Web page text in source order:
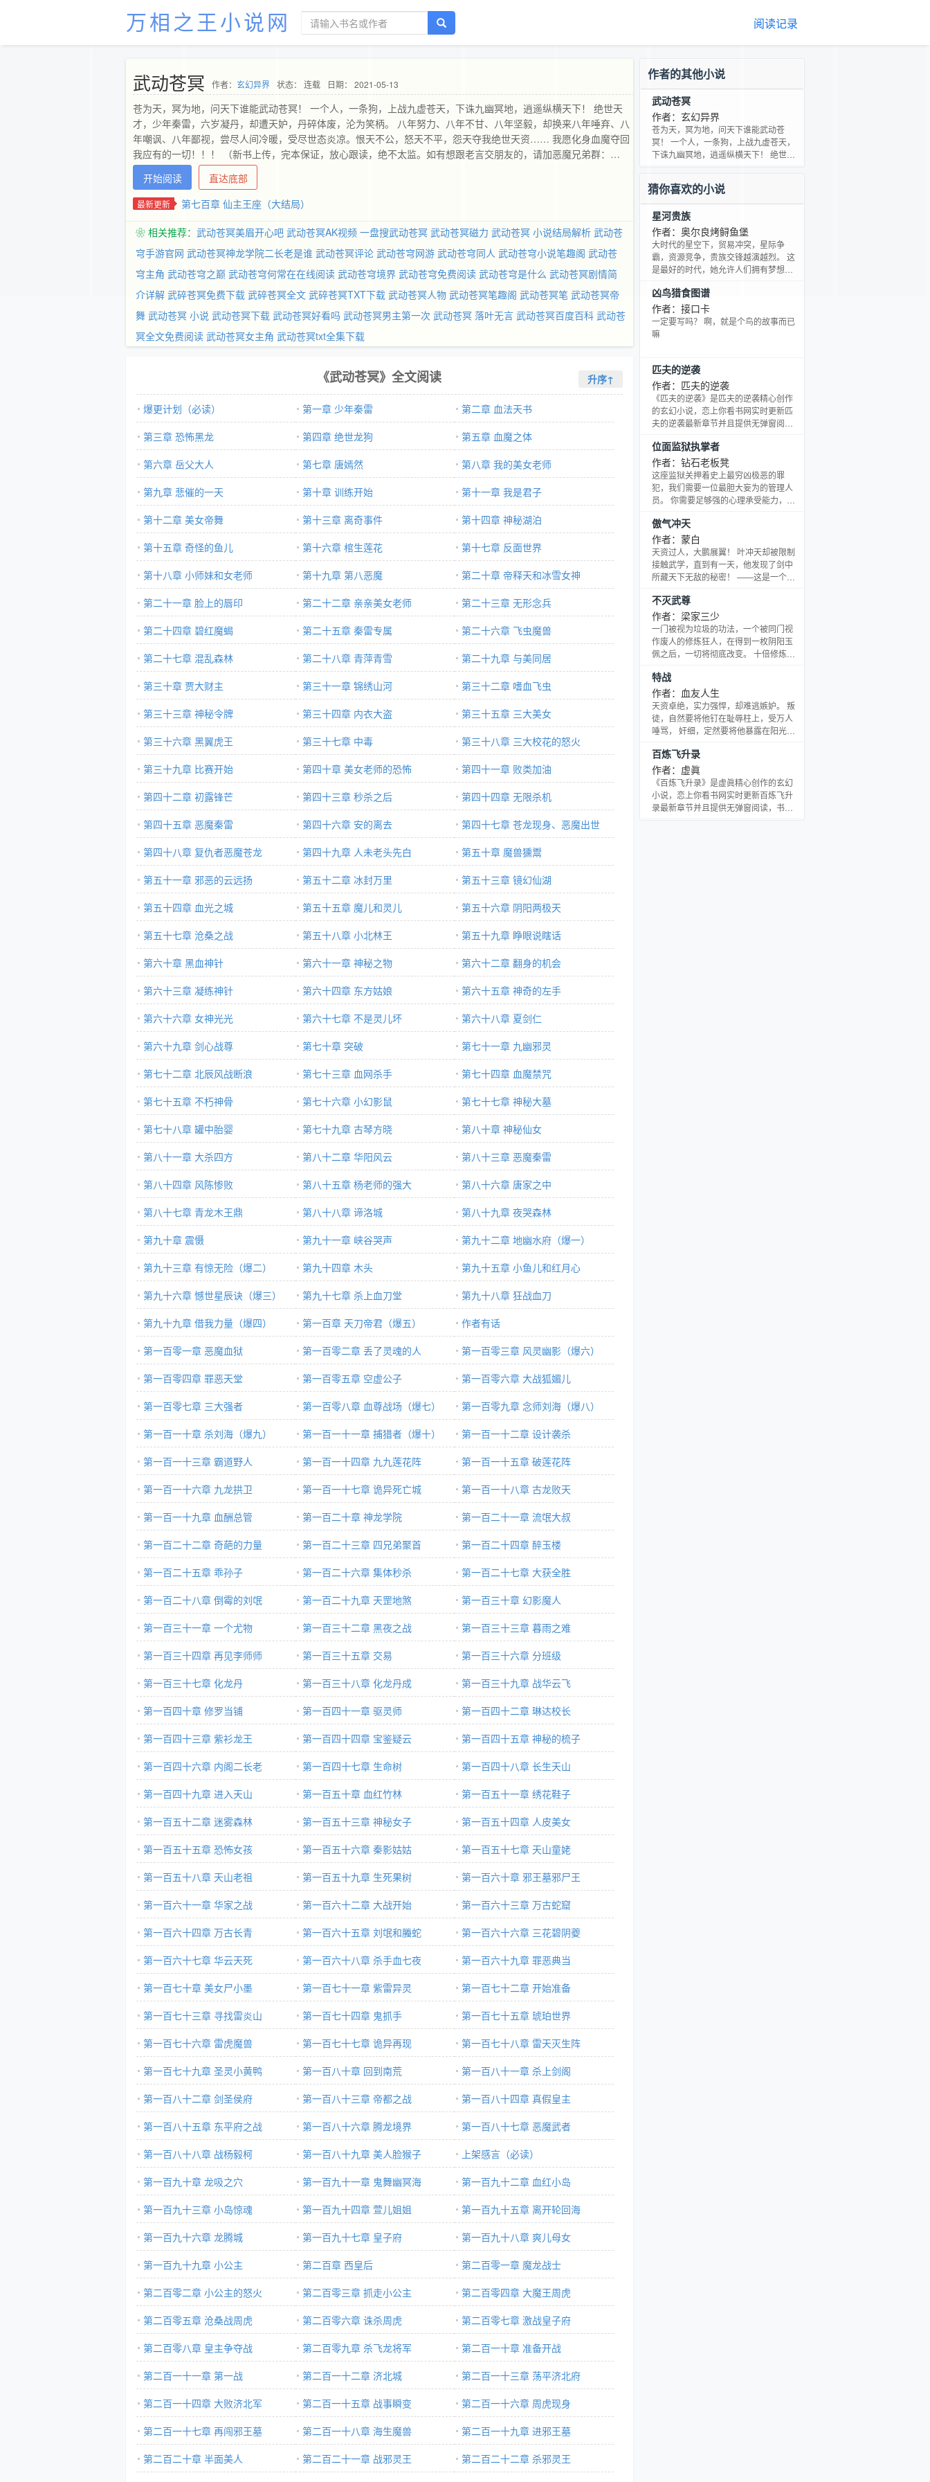
万相之王小说网 阅读记录
武动苍冥 作者： 玄幻异界 状态： 连载 日期： 2021-05-13
苍为天，冥为地，问天下谁能武动苍冥！ 一个人，一条狗，上战九虚苍天，下诛九幽冥地，逍遥纵横天下！ 绝世天
才，少年秦雷，六岁凝丹，却遭天妒，丹碎体废，沦为笑柄。 八年努力、八年不甘、八年坚毅，却换来八年唾弃、八
年嘲讽、八年鄙视，尝尽人间冷暖，受尽世态炎凉。恨天不公，怒天不平，怨天夺我绝世天资…… 我愿化身血魔夺回
我应有的一切！！！ （新书上传，完本保证，放心跟读，绝不太监。如有想跟老言交朋友的，请加恶魔兄弟群：
57448195）
开始阅读 直达底部
最新更新 第七百章 仙主王座（大结局）
❀ 相关推荐： 武动苍冥美眉开心吧 武动苍冥AK视频 一盘搜武动苍冥 武动苍冥磁力 武动苍冥 小说结局解析 武动苍
穹手游官网 武动苍冥神龙学院二长老是谁 武动苍冥评论 武动苍穹网游 武动苍穹同人 武动苍穹小说笔趣阁 武动苍
穹主角 武动苍穹之巅 武动苍穹何常在在线阅读 武动苍穹境界 武动苍穹免费阅读 武动苍穹是什么 武动苍冥剧情简
介详解 武碎苍冥免费下载 武碎苍冥全文 武碎苍冥TXT下载 武动苍冥人物 武动苍冥笔趣阁 武动苍冥笔 武动苍冥帝
舞 武动苍冥 小说 武动苍冥下载 武动苍冥好看吗 武动苍冥男主第一次 武动苍冥 落叶无言 武动苍冥百度百科 武动苍
冥全文免费阅读 武动苍冥女主角 武动苍冥txt全集下载
《武动苍冥》全文阅读 升序↑
爆更计划（必读） 第一章 少年秦雷
第二章 血法天书
第三章 恐怖黑龙
第四章 绝世龙狗
第五章 血魔之体
第六章 岳父大人
第七章 唐嫣然
第八章 我的美女老师
第九章 悲催的一天
第十章 训练开始
第十一章 我是君子
第十二章 美女帝舞
第十三章 离奇事件
第十四章 神秘湖泊
第十五章 奇怪的鱼儿
第十六章 棺生莲花
第十七章 反面世界
第十八章 小师妹和女老师
第十九章 第八恶魔
第二十章 帝释天和冰雪女神
第二十一章 脸上的唇印
第二十二章 亲亲美女老师
第二十三章 无形念兵
第二十四章 碧红魔蝎
第二十五章 秦雷专属
第二十六章 飞虫魔兽
第二十七章 混乱森林
第二十八章 青萍青雪
第二十九章 与美同居
第三十章 贾大财主
第三十一章 锦绣山河
第三十二章 嗜血飞虫
第三十三章 神秘令牌
第三十四章 内衣大盗
第三十五章 三大美女
第三十六章 黑翼虎王
第三十七章 中毒
第三十八章 三大校花的怒火
第三十九章 比赛开始
第四十章 美女老师的恐怖
第四十一章 败类加油
第四十二章 初露锋芒
第四十三章 秒杀之后
第四十四章 无限杀机
第四十五章 恶魔秦雷
第四十六章 安的离去
第四十七章 苍龙现身、恶魔出世
第四十八章 复仇者恶魔苍龙
第四十九章 人未老头先白
第五十章 魔兽獯鬻
第五十一章 邪恶的云远扬
第五十二章 冰封万里
第五十三章 镜幻仙湖
第五十四章 血光之城
第五十五章 魔儿和灵儿
第五十六章 阴阳两极天
第五十七章 沧桑之战
第五十八章 小北林王
第五十九章 睁眼说瞎话
第六十章 黑血神针
第六十一章 神秘之物
第六十二章 翻身的机会
第六十三章 凝练神针
第六十四章 东方姑娘
第六十五章 神奇的左手
第六十六章 女神光光
第六十七章 不是灵儿坏
第六十八章 夏剑仁
第六十九章 剑心战尊
第七十章 突破
第七十一章 九幽邪灵
第七十二章 北辰风战断浪
第七十三章 血网杀手
第七十四章 血魔禁咒
第七十五章 不朽神骨
第七十六章 小幻影鼠
第七十七章 神秘大墓
第七十八章 罐中胎婴
第七十九章 古琴方晓
第八十章 神秘仙女
第八十一章 大杀四方
第八十二章 华阳风云
第八十三章 恶魔秦雷
第八十四章 风陈惨败
第八十五章 杨老师的强大
第八十六章 唐家之中
第八十七章 青龙木王鼎
第八十八章 谛洛城
第八十九章 夜哭森林
第九十章 震慑
第九十一章 峡谷哭声
第九十二章 地幽水府（爆一）
第九十三章 有惊无险（爆二）
第九十四章 木头
第九十五章 小鱼儿和红月心
第九十六章 憾世星辰诀（爆三）
第九十七章 杀上血刀堂
第九十八章 狂战血刀
第九十九章 借我力量（爆四）
第一百章 天刀帝君（爆五）
作者有话
第一百零一章 恶魔血狱
第一百零二章 丢了灵魂的人
第一百零三章 风灵幽影（爆六）
第一百零四章 罪恶天堂
第一百零五章 空虚公子
第一百零六章 大战狐媚儿
第一百零七章 三大强者
第一百零八章 血尊战场（爆七）
第一百零九章 念师刘海（爆八）
第一百一十章 杀刘海（爆九）
第一百一十一章 捕猎者（爆十）
第一百一十二章 设计袭杀
第一百一十三章 霸道野人
第一百一十四章 九九莲花阵
第一百一十五章 破莲花阵
第一百一十六章 九龙拱卫
第一百一十七章 诡异死亡城
第一百一十八章 古龙败天
第一百一十九章 血酬总管
第一百二十章 神龙学院
第一百二十一章 流氓大叔
第一百二十二章 奇葩的力量
第一百二十三章 四兄弟聚首
第一百二十四章 醉玉楼
第一百二十五章 乖孙子
第一百二十六章 集体秒杀
第一百二十七章 大获全胜
第一百二十八章 倒霉的刘氓
第一百二十九章 天罡地煞
第一百三十章 幻影魔人
第一百三十一章 一个尤物
第一百三十二章 黑夜之战
第一百三十三章 暮雨之难
第一百三十四章 再见李师师
第一百三十五章 交易
第一百三十六章 分班级
第一百三十七章 化龙丹
第一百三十八章 化龙丹成
第一百三十九章 战华云飞
第一百四十章 修罗当铺
第一百四十一章 驱灵师
第一百四十二章 琳达校长
第一百四十三章 紫衫龙王
第一百四十四章 宝鉴疑云
第一百四十五章 神秘的梳子
第一百四十六章 内阁二长老
第一百四十七章 生命树
第一百四十八章 长生天山
第一百四十九章 进入天山
第一百五十章 血红竹林
第一百五十一章 绣花鞋子
第一百五十二章 迷雾森林
第一百五十三章 神秘女子
第一百五十四章 人皮美女
第一百五十五章 恐怖女孩
第一百五十六章 秦影姑姑
第一百五十七章 天山童姥
第一百五十八章 天山老祖
第一百五十九章 生死果树
第一百六十章 邪王墓邪尸王
第一百六十一章 华家之战
第一百六十二章 大战开始
第一百六十三章 万古蛇窟
第一百六十四章 万古长青
第一百六十五章 刘氓和螣蛇
第一百六十六章 三花碧阴夔
第一百六十七章 华云天死
第一百六十八章 杀手血七夜
第一百六十九章 罪恶典当
第一百七十章 美女尸小墨
第一百七十一章 紫雷异灵
第一百七十二章 开始准备
第一百七十三章 寻找雷炎山
第一百七十四章 鬼抓手
第一百七十五章 琥珀世界
第一百七十六章 雷虎魔兽
第一百七十七章 诡异再现
第一百七十八章 雷天灭生阵
第一百七十九章 圣灵小黄鸭
第一百八十章 回到南荒
第一百八十一章 杀上剑阁
第一百八十二章 剑圣侯府
第一百八十三章 帝都之战
第一百八十四章 真假皇主
第一百八十五章 东平府之战
第一百八十六章 腾龙境界
第一百八十七章 恶魔武者
第一百八十八章 战杨毅柯
第一百八十九章 美人脸猴子
上架感言（必读）
第一百九十章 龙吸之穴
第一百九十一章 鬼舞幽冥海
第一百九十二章 血红小岛
第一百九十三章 小岛惊魂
第一百九十四章 萱儿姐姐
第一百九十五章 离开轮回海
第一百九十六章 龙腾城
第一百九十七章 皇子府
第一百九十八章 爽儿母女
第一百九十九章 小公主
第二百章 西皇后
第二百零一章 魔龙战士
第二百零二章 小公主的怒火
第二百零三章 抓走小公主
第二百零四章 大魔王周虎
第二百零五章 沧桑战周虎
第二百零六章 诛杀周虎
第二百零七章 激战皇子府
第二百零八章 皇主争夺战
第二百零九章 杀飞龙将军
第二百一十章 准备开战
第二百一十一章 第一战
第二百一十二章 济北城
第二百一十三章 荡平济北府
第二百一十四章 大败济北军
第二百一十五章 战事瞬变
第二百一十六章 周虎现身
第二百一十七章 再闯邪王墓
第二百一十八章 海生魔兽
第二百一十九章 进邪王墓
第二百二十章 半面美人
第二百二十一章 战邪灵王
第二百二十二章 杀邪灵王
作者的其他小说
武动苍冥
作者：玄幻异界
苍为天，冥为地，问天下谁能武动苍
冥！ 一个人，一条狗，上战九虚苍天，
下诛九幽冥地，逍遥纵横天下！ 绝世天
不甘、八年坚毅，却换来八年唾弃、八
年嘲讽、八年鄙视，尝尽人间冷暖，受
尽世态炎凉。恨天不公，怒天不平，怨
天夺我绝世天资…… 我愿化身血魔夺回
我应有的一切！！！ （新书上传，完本
保证，放心跟读，绝不太监。如有想跟
老言交朋友的，请加
猜你喜欢的小说
星河贵族
作者：奥尔良烤鲟鱼堡
大时代的星空下，贸易冲突，星际争
霸，资源竞争，贵族交锋越演越烈。 这
是最好的时代，她允许人们拥有梦想。
想前仆后继被埋葬。 贫民窟的少年林
海，以没心没肺的刁民姿态，像是一柄
尖刀，酣畅淋漓的捅破这个时代。 每一
个男人的心里，都埋藏着星空和大海。
凶鸟猎食图谱
作者：接口卡
一定要写吗？ 啊，就是个鸟的故事而已
嘛
匹夫的逆袭
作者：匹夫的逆袭
《匹夫的逆袭》是匹夫的逆袭精心创作
的玄幻小说，恋上你看书网实时更新匹
夫的逆袭最新章节并且提供无弹窗阅
不代表恋上你看书网赞同或者支持匹夫
的逆袭读者的观点。
位面监狱执掌者
作者：钻石老板凳
这座监狱关押着史上最穷凶极恶的罪
犯，我们需要一位最胆大妄为的管理人
员。 你需要足够强的心理承受能力，火
天教唆你争霸世界，西斯会时刻拉着你
聊黑暗原力的事情。对了，千万不要试
图去勾引那个红发美女，她是刀锋女
皇，也别去动巨龙斯矛戈的金子，他会
发怒的。至于大蛇或者萨菲罗斯这种沉
搭理他们，这是为你好。 最后，衷心祝
愿你能长命百岁，我的典狱长
傲气冲天
作者：蒙白
天资过人，大鹏展翼！ 叶冲天却被限制
接触武学，直到有一天，他发现了剑中
所藏天下无敌的秘密！ ——这是一个瑰
笈、丹药、神器，在这里都有获得的机
会，只要你付出努力！ 长风破浪，展翅
而起，一剑在手，傲气冲天！
不灭武尊
作者：梁家三少
一门被视为垃圾的功法，一个被同门视
作废人的修炼狂人，在得到一枚阴阳玉
佩之后，一切将彻底改变。 十倍修炼速
来已被人认定的铁律，被古飞一一打
破！ 奇迹……古飞不相信奇迹，他相信
的只有血和汗，在这个武道已经没落，
真正的武道奥义已经失传的腾龙大陆修
炼界，且看古飞如何以武逆天，脚踏道
色，成就不灭武尊！ 梁三的书群：群
一：139735153；群
特战
作者：血友人生
天资卓绝，实力强悍，却难逃嫉妒。 叛
徒，自然要将他钉在耻辱柱上，受万人
唾骂， 奸细，定然要将他暴露在阳光
远，即使失去音信，也依然不离不弃。
红颜，哪怕多年不见，任由历经艰险，
也依旧陪在身边。 一场筹谋已久的逆
袭，一段历经艰险的神话， 为你一一呈
现！ 血友新书【我的美女们】已，还请
百炼飞升录
作者：虚眞
《百炼飞升录》是虚眞精心创作的玄幻
小说，恋上你看书网实时更新百炼飞升
录最新章节并且提供无弹窗阅读，书友